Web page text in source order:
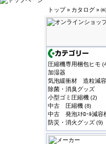
トップ» カタログ »
圧縮機専用梱包ヒモ
加湿器
気泡緩衝材 造粒減
除菌・消臭グッズ
小型ゴミ圧縮機 (2)
中古 圧縮機 (8)
中古 発泡ｽﾁﾛｰﾙ減容
防災・消火グッズ (9)